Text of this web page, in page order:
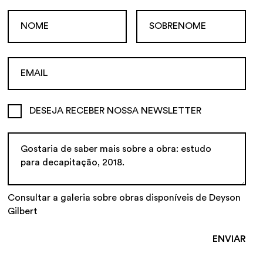
DESEJA RECEBER NOSSA NEWSLETTER
Consultar a galeria sobre obras disponíveis de Deyson
Gilbert